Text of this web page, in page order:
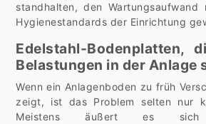
standhalten, den
Hygienestandards der Einrichtung
Edelstahl-Bodenplatten,
Belastungen in der Anlage
Wenn ein Anlagenboden zu früh
zeigt, ist das Problem selten nur
Meistens äußert es